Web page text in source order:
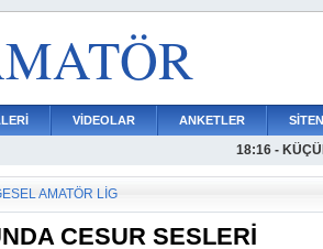
VİDEOLAR ANKETLER
18:34 -
18:16 -
18:11 - ENES
17:46 -
17:34 -
17:25 -
16:53 -
16:40 -
16:23 -
16:01 -
15:04 -
AMATÖR LİG
CESUR SESLERİ